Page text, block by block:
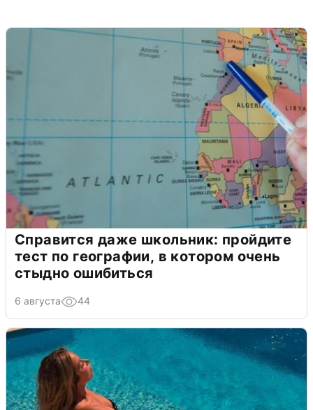
Справится даже школьник: пройдите
тест по географии, в котором очень
стыдно ошибиться
6 августа 44